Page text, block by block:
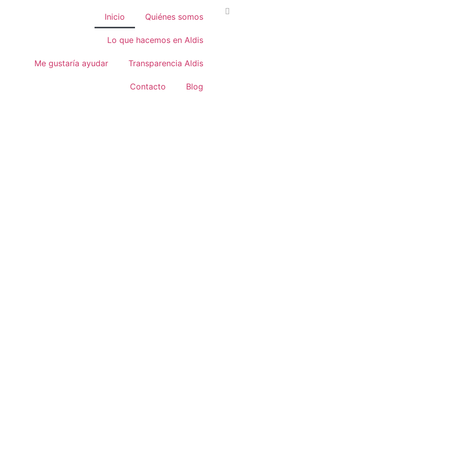
Inicio Quiénes somos
Lo que hacemos en Aldis
Me gustaría ayudar Transparencia Aldis
Contacto Blog